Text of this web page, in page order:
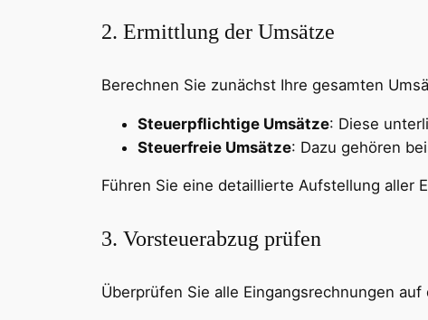
2. Ermittlung der Umsätze
Berechnen Sie zunächst Ihre gesamten
Steuerpflichtige Umsätze: Diese
Steuerfreie Umsätze: Dazu gehören
Führen Sie eine detaillierte Aufstellung aller
3. Vorsteuerabzug prüfen
Überprüfen Sie alle Eingangsrechnungen